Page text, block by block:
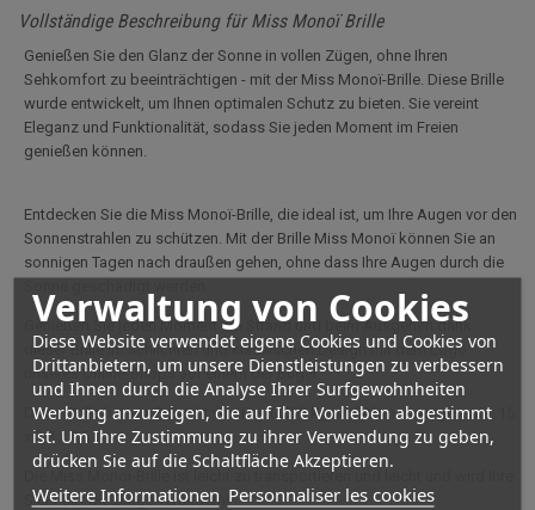
Verwaltung von Cookies
Diese Website verwendet eigene Cookies und Cookies von
Drittanbietern, um unsere Dienstleistungen zu verbessern
und Ihnen durch die Analyse Ihrer Surfgewohnheiten
Werbung anzuzeigen, die auf Ihre Vorlieben abgestimmt
ist. Um Ihre Zustimmung zu ihrer Verwendung zu geben,
drücken Sie auf die Schaltfläche Akzeptieren.
Weitere Informationen Personnaliser les cookies
Vollständige Beschreibung für Miss Monoï Brille
Genießen Sie den Glanz der Sonne in vollen Zügen, ohne Ihren
Sehkomfort zu beeinträchtigen - mit der Miss Monoï-Brille. Diese Brille
wurde entwickelt, um Ihnen optimalen Schutz zu bieten. Sie vereint
Eleganz und Funktionalität, sodass Sie jeden Moment im Freien
genießen können.
Entdecken Sie die Miss Monoï-Brille, die ideal ist, um Ihre Augen vor den
Sonnenstrahlen zu schützen. Mit der Brille Miss Monoï können Sie an
sonnigen Tagen nach draußen gehen, ohne dass Ihre Augen durch die
Genießen Sie jeden Moment am Strand und beim Ausgehen dank
dieser Brille im schlichten und klassischen Design mit dem Logo
unseres Online-Shops auf einem der Bügel.
Diese Brille hat ein Gewicht von nur: 0,030 kg und Abmessungen wie: 15
x 3,2 x 4,5
Die Miss Monoï-Brille ist leicht zu transportieren und leicht und wird Ihre
Sicht auf die Dinge verändern!